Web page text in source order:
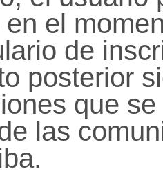
el
de
posterior
que
las